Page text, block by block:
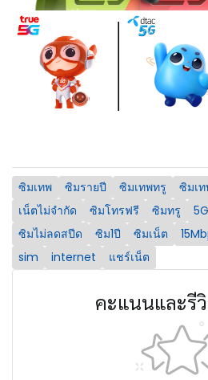
ซิมเทพ ซิมรายปี ซิมเทพทรู ซิมเ
เน็ตไม่จำกัด
ซิมโทรฟรี ซิมทรู 5G
ซิมไม่ลดสปีด
ซิม1ปี ซิมเน็ต
sim
internet แชร์เน็ต
คะแนนและรี